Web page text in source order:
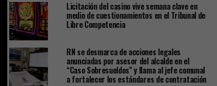
Licitación del casino vive semana clave en
medio de cuestionamientos en el Tribunal de
Libre Competencia
RN se desmarca de acciones legales
anunciadas por asesor del alcalde en el
“Caso Sobresueldos” y llama al jefe comunal
a fortalecer los estándares de contratación